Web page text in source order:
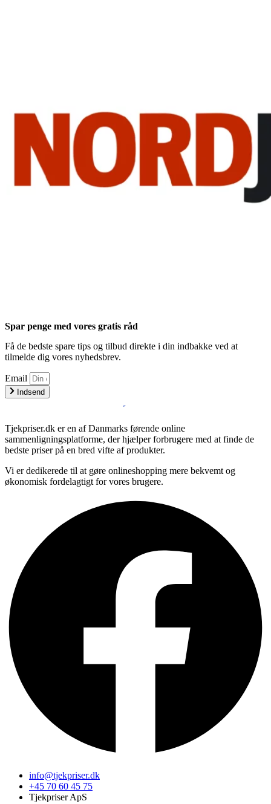
Spar penge med vores gratis råd
Få de bedste spare tips og tilbud direkte i din indbakke ved at
tilmelde dig vores nyhedsbrev.
Email
Indsend
Tjekpriser.dk er en af Danmarks førende online
sammenligningsplatforme, der hjælper forbrugere med at finde de
bedste priser på en bred vifte af produkter.
Vi er dedikerede til at gøre onlineshopping mere bekvemt og
økonomisk fordelagtigt for vores brugere.
info@tjekpriser.dk
+45 70 60 45 75
Tjekpriser ApS